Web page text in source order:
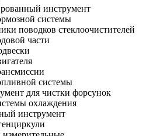
инструмент
системы
поводков стеклоочистителей
части
системы
для чистки форсунок
охлаждения
инструмент